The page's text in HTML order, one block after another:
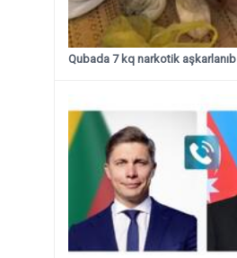
Qubada 7 kq narkotik aşkarlanıb